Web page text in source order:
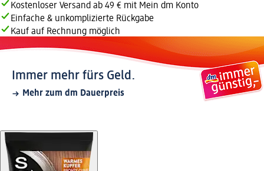
Kostenloser Versand ab 49 € mit Mein dm Konto
Einfache & unkomplizierte Rückgabe
Kauf auf Rechnung möglich
Immer mehr fürs Geld.
Mehr zum dm Dauerpreis